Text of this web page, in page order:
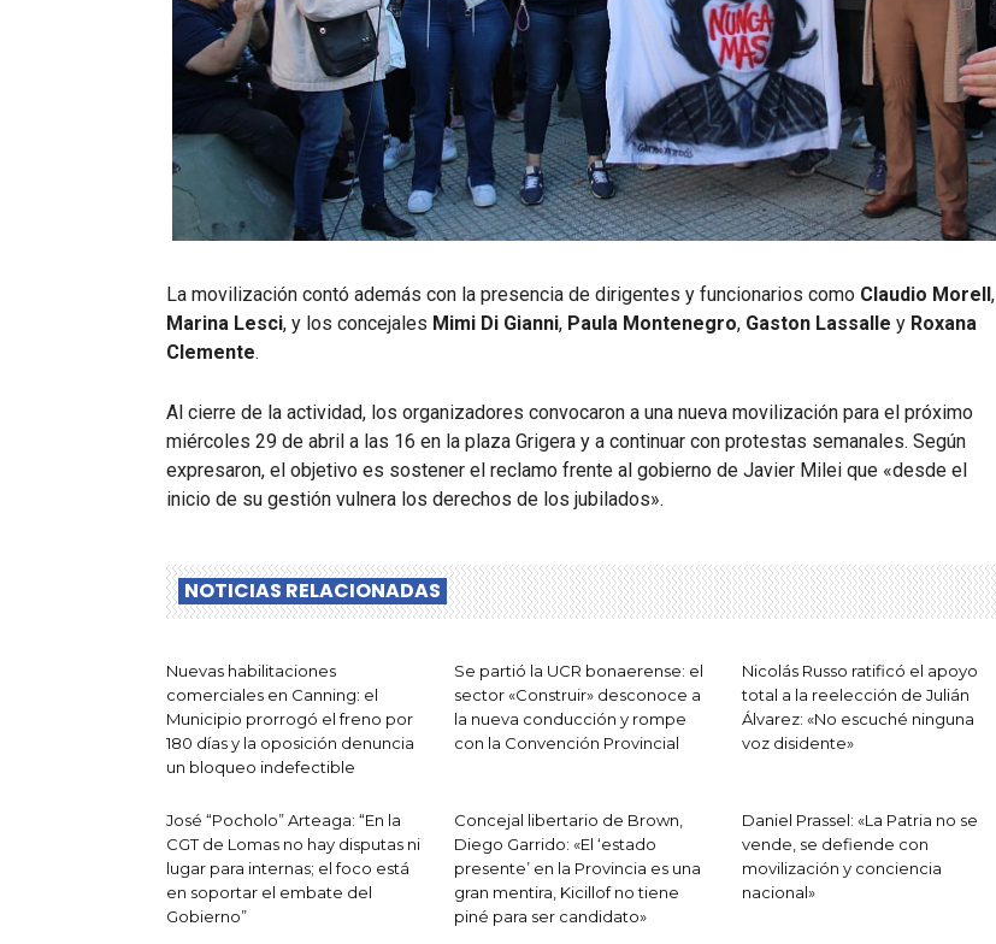
La movilización contó además con la presencia de dirigentes y funcionarios como Claudio Morell,
Marina Lesci, y los concejales Mimi Di Gianni, Paula Montenegro, Gaston Lassalle y Roxana
Clemente.
Al cierre de la actividad, los organizadores convocaron a una nueva movilización para el próximo
miércoles 29 de abril a las 16 en la plaza Grigera y a continuar con protestas semanales. Según
expresaron, el objetivo es sostener el reclamo frente al gobierno de Javier Milei que «desde el
inicio de su gestión vulnera los derechos de los jubilados».
NOTICIAS RELACIONADAS
Nuevas habilitaciones
comerciales en Canning: el
Municipio prorrogó el freno por
180 días y la oposición denuncia
un bloqueo indefectible
Se partió la UCR bonaerense: el
sector «Construir» desconoce a
la nueva conducción y rompe
con la Convención Provincial
Nicolás Russo ratificó el apoyo
total a la reelección de Julián
Álvarez: «No escuché ninguna
voz disidente»
José “Pocholo” Arteaga: “En la
CGT de Lomas no hay disputas ni
lugar para internas; el foco está
en soportar el embate del
Gobierno”
Concejal libertario de Brown,
Diego Garrido: «El ‘estado
presente’ en la Provincia es una
gran mentira, Kicillof no tiene
piné para ser candidato»
Daniel Prassel: «La Patria no se
vende, se defiende con
movilización y conciencia
nacional»